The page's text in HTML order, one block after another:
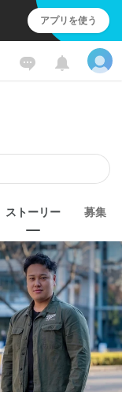
アプリを使う
ストーリー 募集